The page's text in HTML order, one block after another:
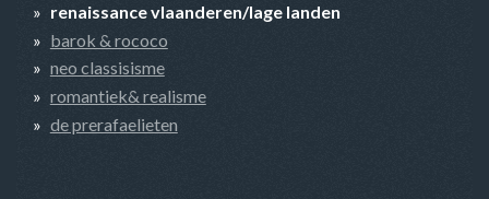
renaissance vlaanderen/lage landen
barok & rococo
neo classisisme
romantiek& realisme
de prerafaelieten